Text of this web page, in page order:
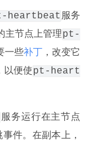
heartbeat 服务
主节点上管理pt-
一些补丁，改变它
以便使pt-heart
服务运行在主节点
件。在副本上，